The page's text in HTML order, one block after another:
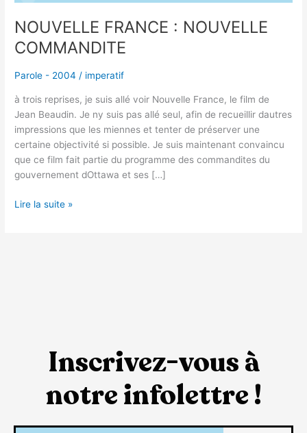
NOUVELLE FRANCE : NOUVELLE
COMMANDITE
Parole - 2004 / imperatif
à trois reprises, je suis allé voir Nouvelle France, le film de
Jean Beaudin. Je ny suis pas allé seul, afin de recueillir dautres
impressions que les miennes et tenter de préserver une
certaine objectivité si possible. Je suis maintenant convaincu
que ce film fait partie du programme des commandites du
gouvernement dOttawa et ses […]
Lire la suite »
Inscrivez-vous à
notre infolettre !